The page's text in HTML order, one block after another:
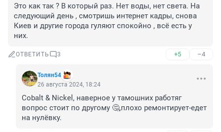
Это как так ? В который раз. Нет воды, нет света. На
следующий день , смотришь интернет кадры, снова
Киев и другие города гуляют спокойно , всё есть у
них.
ОТВЕТИТЬ 3 +5 –4
Толян54
26 августа 2024, 18:24
Cobalt & Nickel, наверное у тамошних работяг
вопрос стоит по другому 🤔,плохо ремонтирует-едет
на нулёвку.